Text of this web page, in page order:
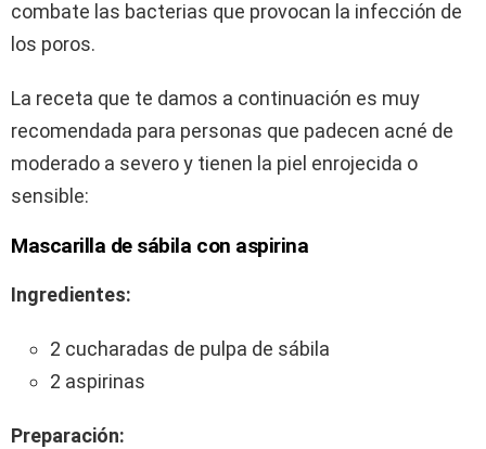
combate las bacterias que provocan la infección de
los poros.
La receta que te damos a continuación es muy
recomendada para personas que padecen acné de
moderado a severo y tienen la piel enrojecida o
sensible:
Mascarilla de sábila con aspirina
Ingredientes:
2 cucharadas de pulpa de sábila
2 aspirinas
Preparación: